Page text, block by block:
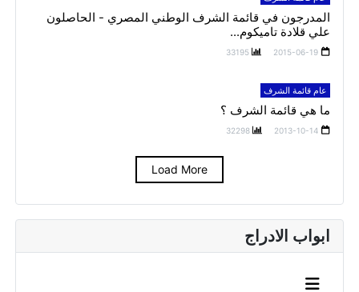
ابواب الادراج
المدرجون في قائمة الشرف الوطني المصري - الحاصلون
علي قلادة تاميكوم...
2015-06-19
33195
عام قائمة الشرف
ما هي قائمة الشرف ؟
2013-10-14
32298
Load More